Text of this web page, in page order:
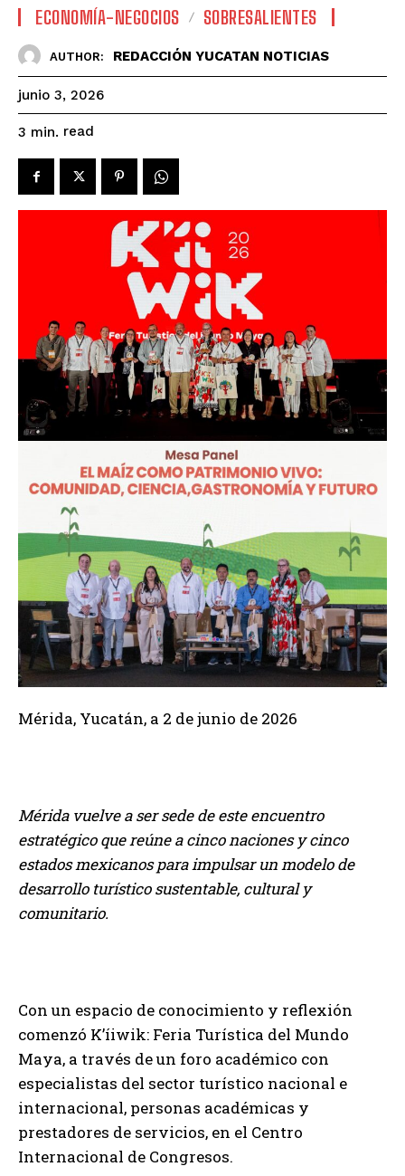
ECONOMÍA-NEGOCIOS SOBRESALIENTES
AUTHOR: REDACCIÓN YUCATAN NOTICIAS
junio 3, 2026
3 min. read
Mérida, Yucatán, a 2 de junio de 2026
Mérida vuelve a ser sede de este encuentro
estratégico que reúne a cinco naciones y cinco
estados mexicanos para impulsar un modelo de
desarrollo turístico sustentable, cultural y
comunitario.
Con un espacio de conocimiento y reflexión
comenzó K’íiwik: Feria Turística del Mundo
Maya, a través de un foro académico con
especialistas del sector turístico nacional e
internacional, personas académicas y
prestadores de servicios, en el Centro
Internacional de Congresos.